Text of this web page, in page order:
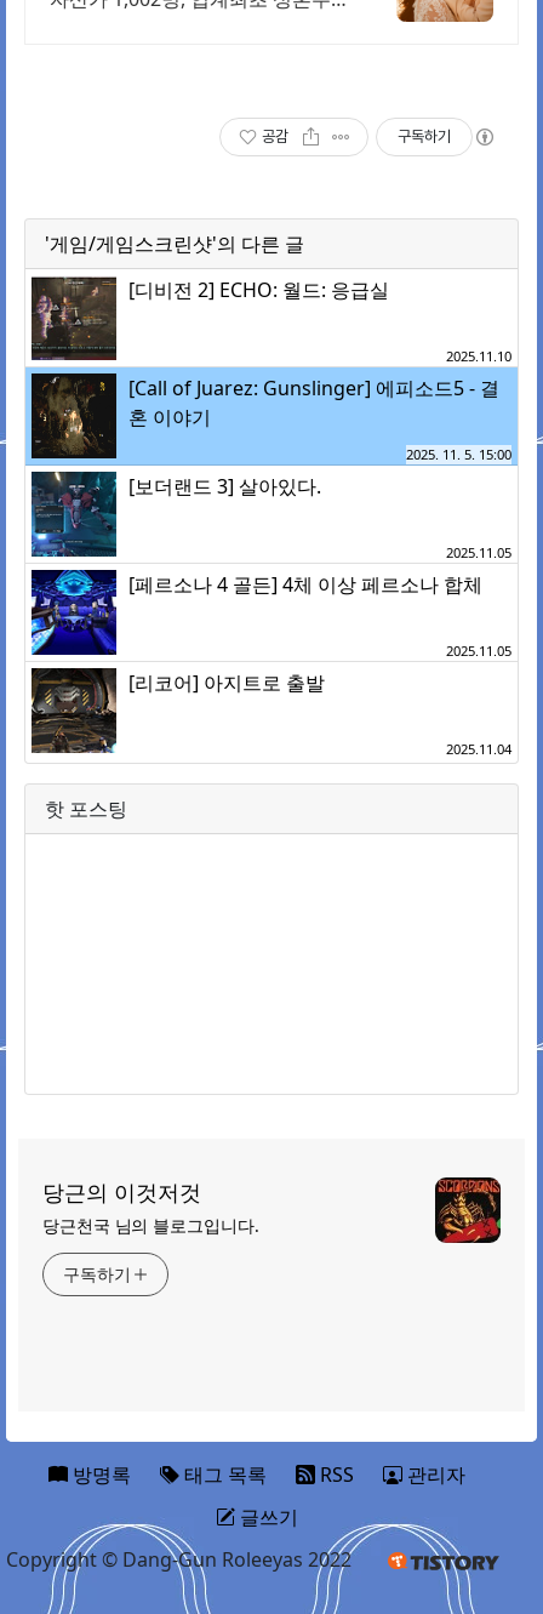
공감 구독하기
'게임/게임스크린샷'의 다른 글
[디비전 2] ECHO: 월드: 응급실
2025.11.10
[Call of Juarez: Gunslinger] 에피소드5 - 결
혼 이야기
2025. 11. 5. 15:00
[보더랜드 3] 살아있다.
2025.11.05
[페르소나 4 골든] 4체 이상 페르소나 합체
2025.11.05
[리코어] 아지트로 출발
2025.11.04
핫 포스팅
당근의 이것저것
당근천국 님의 블로그입니다.
구독하기
방명록 태그 목록 RSS
관리자
글쓰기
Copyright © Dang-Gun Roleeyas 2022